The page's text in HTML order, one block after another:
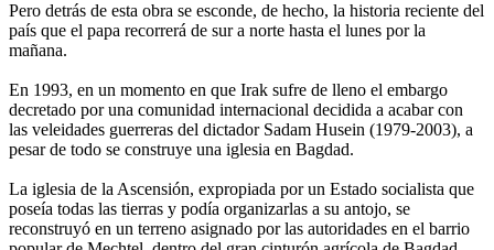
Pero detrás de esta obra se esconde, de hecho, la historia reciente del
país que el papa recorrerá de sur a norte hasta el lunes por la
mañana.
En 1993, en un momento en que Irak sufre de lleno el embargo
decretado por una comunidad internacional decidida a acabar con
las veleidades guerreras del dictador Sadam Husein (1979-2003), a
pesar de todo se construye una iglesia en Bagdad.
La iglesia de la Ascensión, expropiada por un Estado socialista que
poseía todas las tierras y podía organizarlas a su antojo, se
reconstruyó en un terreno asignado por las autoridades en el barrio